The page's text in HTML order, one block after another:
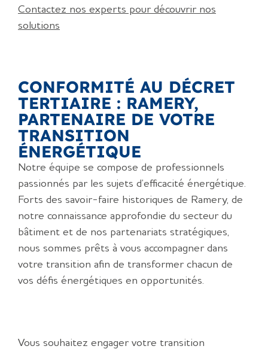
Contactez nos experts pour découvrir nos
solutions
CONFORMITÉ AU DÉCRET
TERTIAIRE : RAMERY,
PARTENAIRE DE VOTRE
TRANSITION
ÉNERGÉTIQUE
Notre équipe se compose de professionnels
passionnés par les sujets d’efficacité énergétique.
Forts des savoir-faire historiques de Ramery, de
notre connaissance approfondie du secteur du
bâtiment et de nos partenariats stratégiques,
nous sommes prêts à vous accompagner dans
votre transition afin de transformer chacun de
vos défis énergétiques en opportunités.
Vous souhaitez engager votre transition